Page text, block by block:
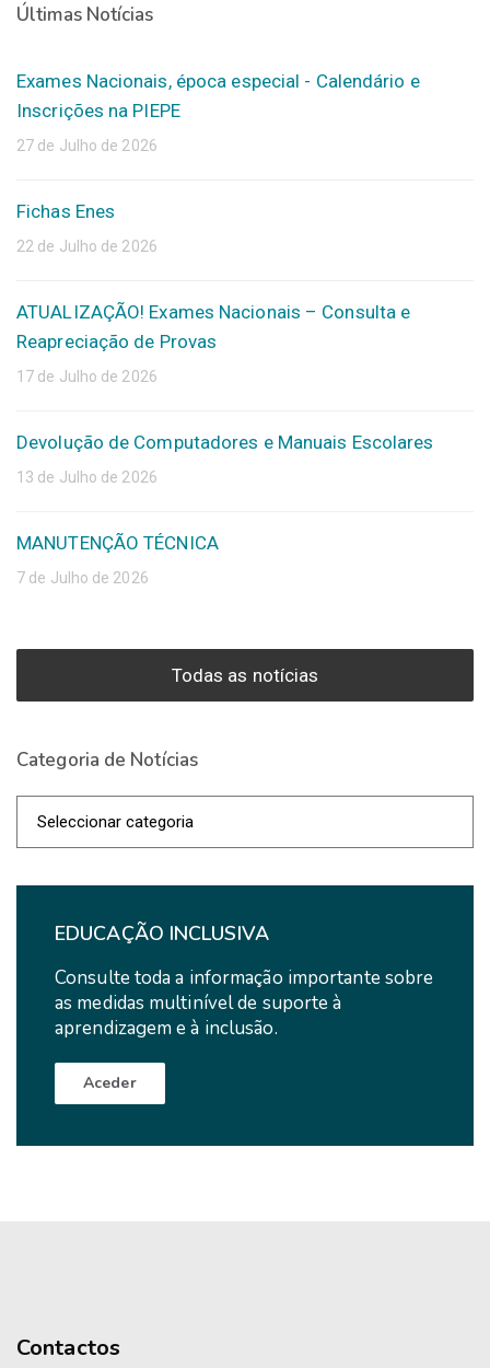
Últimas Notícias
Exames Nacionais, época especial - Calendário e
Inscrições na PIEPE
27 de Julho de 2026
Fichas Enes
22 de Julho de 2026
ATUALIZAÇÃO! Exames Nacionais – Consulta e
Reapreciação de Provas
17 de Julho de 2026
Devolução de Computadores e Manuais Escolares
13 de Julho de 2026
MANUTENÇÃO TÉCNICA
7 de Julho de 2026
Todas as notícias
Categoria de Notícias
EDUCAÇÃO INCLUSIVA
Consulte toda a informação importante sobre
as medidas multinível de suporte à
aprendizagem e à inclusão.
Aceder
Contactos